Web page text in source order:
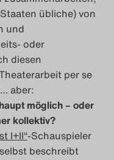
Blog
Blog
übliche) von
und
oder
diesen
per se
aber:
möglich – oder
kollektiv?
I+II“-Schauspieler
beschreibt